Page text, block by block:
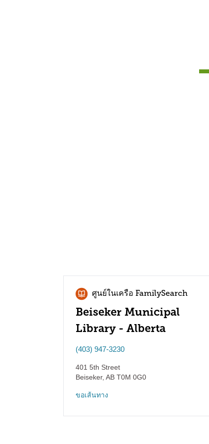
ศูนย์ในเครือ FamilySearch
Beiseker Municipal
Library - Alberta
(403) 947-3230
401 5th Street
Beiseker, AB T0M 0G0
ขอเส้นทาง